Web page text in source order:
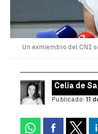
Un exmiembro del CNI
Celia de
Publicado:11